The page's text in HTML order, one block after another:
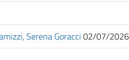
Serena Goracci02/07/2026